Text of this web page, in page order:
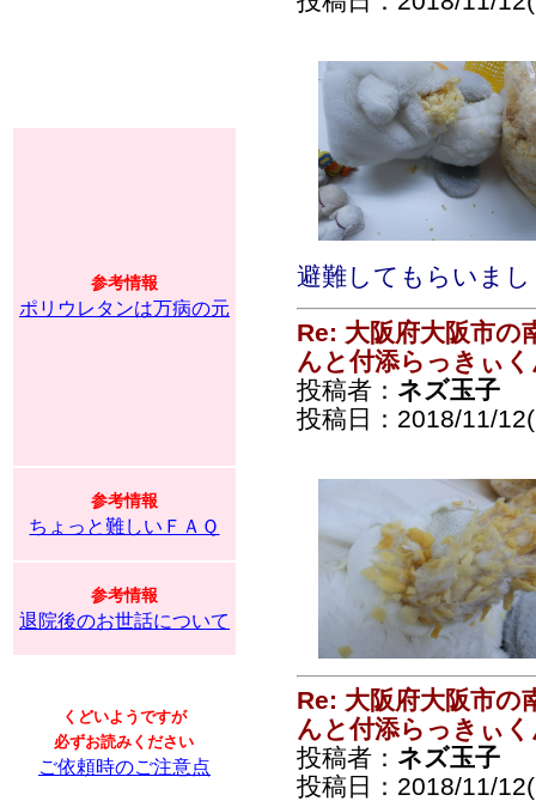
参考情報
ポリウレタンは万病の元
参考情報
ちょっと難しいＦＡＱ
参考情報
退院後のお世話について
くどいようですが
必ずお読みください
ご依頼時のご注意点
避難してもらいま
Re: 大阪府大阪市の
んと付添らっきぃ
投稿者： ネズ玉子
投稿日：2018/11/
Re: 大阪府大阪市の
んと付添らっきぃ
投稿者： ネズ玉子
投稿日：2018/11/